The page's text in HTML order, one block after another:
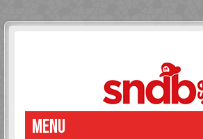
MENU